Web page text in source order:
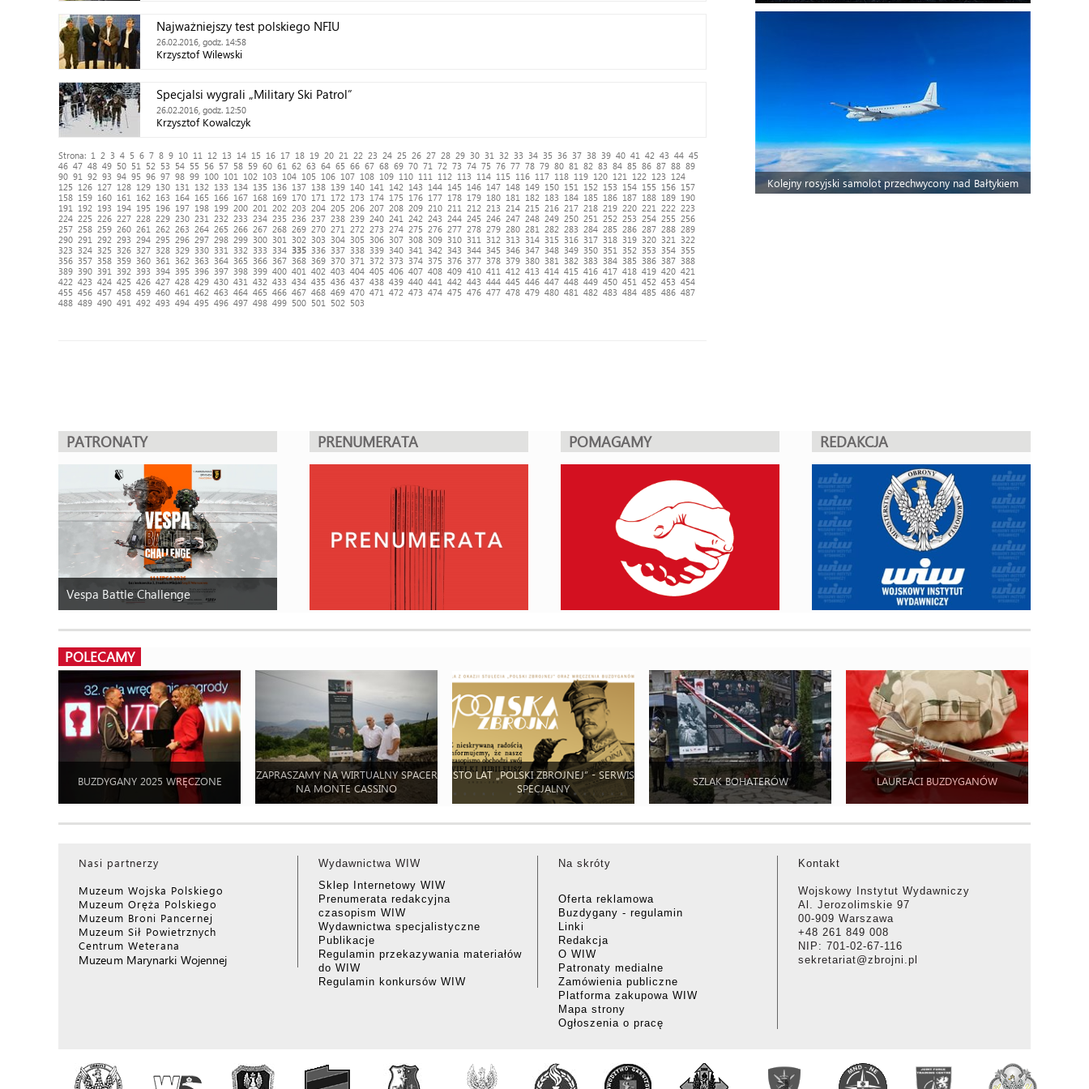
Najważniejszy test polskiego NFIU
26.02.2016, godz. 14:58
Krzysztof Wilewski
Specjalsi wygrali „Military Ski Patrol”
26.02.2016, godz. 12:50
Krzysztof Kowalczyk
Strona: 1 2 3 4 5 6 7 8 9 10 11 12 13 14 15 16 17 18 19 20 21 22 23 24 25 26 27 28 29 30 31 32 33 34 35 36 37 38 39 40 41 42 43 44 45
46 47 48 49 50 51 52 53 54 55 56 57 58 59 60 61 62 63 64 65 66 67 68 69 70 71 72 73 74 75 76 77 78 79 80 81 82 83 84 85 86 87 88 89
90 91 92 93 94 95 96 97 98 99 100 101 102 103 104 105 106 107 108 109 110 111 112 113 114 115 116 117 118 119 120 121 122 123
124
125
126 127 128 129 130 131 132 133 134 135 136 137 138 139 140 141 142 143 144 145 146 147 148 149 150 151 152 153 154 155 156 157
158 159 160 161 162 163 164 165 166 167 168 169 170 171 172 173 174 175 176 177 178 179 180 181 182 183 184 185 186 187 188 189 190
191
192 193 194 195 196 197 198 199 200 201 202 203 204 205 206 207 208 209 210 211 212 213 214 215 216 217 218 219 220 221 222
223
224 225 226 227 228 229 230 231 232 233 234 235 236 237 238 239 240 241 242 243 244 245 246 247 248 249 250 251 252 253 254 255
256
257 258 259 260 261 262 263 264 265 266 267 268 269 270 271 272 273 274 275 276 277 278 279 280 281 282 283 284 285 286 287 288 289
290 291 292 293 294 295 296 297 298 299 300 301 302 303 304 305 306 307 308 309 310 311 312 313 314 315 316 317 318 319 320 321
322
323
324 325 326 327 328 329 330 331 332 333 334 335 336 337 338 339 340 341 342 343 344 345 346 347 348 349 350 351 352 353 354 355
356 357 358 359 360 361 362 363 364 365 366 367 368 369 370 371 372 373 374 375 376 377 378 379 380 381 382 383 384 385 386 387 388
389 390 391 392 393 394 395 396 397 398 399 400 401 402 403 404 405 406 407 408 409 410 411 412 413 414 415 416 417 418 419 420 421
422 423 424 425 426 427 428 429 430 431 432 433 434 435 436 437 438 439 440 441 442 443 444 445 446 447 448 449 450 451 452 453 454
455 456 457 458 459 460 461 462 463 464 465 466 467 468 469 470 471 472 473 474 475 476 477 478 479 480 481 482 483 484 485 486 487
488 489 490 491 492 493 494 495 496 497 498 499 500 501 502 503
Kolejny rosyjski samolot przechwycony nad Bałtykiem
PATRONATY
Vespa Battle Challenge
PRENUMERATA POMAGAMY REDAKCJA
POLECAMY
BUZDYGANY 2025 WRĘCZONE
ZAPRASZAMY NA WIRTUALNY SPACER
NA MONTE CASSINO
STO LAT „POLSKI ZBROJNEJ” - SERWIS
SPECJALNY
SZLAK BOHATERÓW LAUREACI BUZDYGANÓW
Nasi partnerzy
Muzeum Wojska Polskiego
Muzeum Oręża Polskiego
Muzeum Broni Pancernej
Muzeum Sił Powietrznych
Centrum Weterana
Muzeum Marynarki Wojennej
Wydawnictwa WIW
Sklep Internetowy WIW
Prenumerata redakcyjna
czasopism WIW
Wydawnictwa specjalistyczne
Publikacje
Regulamin przekazywania materiałów
do WIW
Regulamin konkursów WIW
Na skróty
Oferta reklamowa
Buzdygany - regulamin
Linki
Redakcja
O WIW
Patronaty medialne
Zamówienia publiczne
Platforma zakupowa WIW
Mapa strony
Ogłoszenia o pracę
Kontakt
Wojskowy Instytut Wydawniczy
Al. Jerozolimskie 97
00-909 Warszawa
+48 261 849 008
NIP: 701-02-67-116
sekretariat@zbrojni.pl